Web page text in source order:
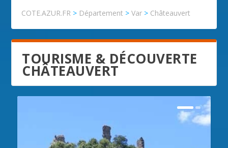
COTE.AZUR.FR > Département >Var > Châteauvert
TOURISME & DÉCOUVERTE
CHÂTEAUVERT